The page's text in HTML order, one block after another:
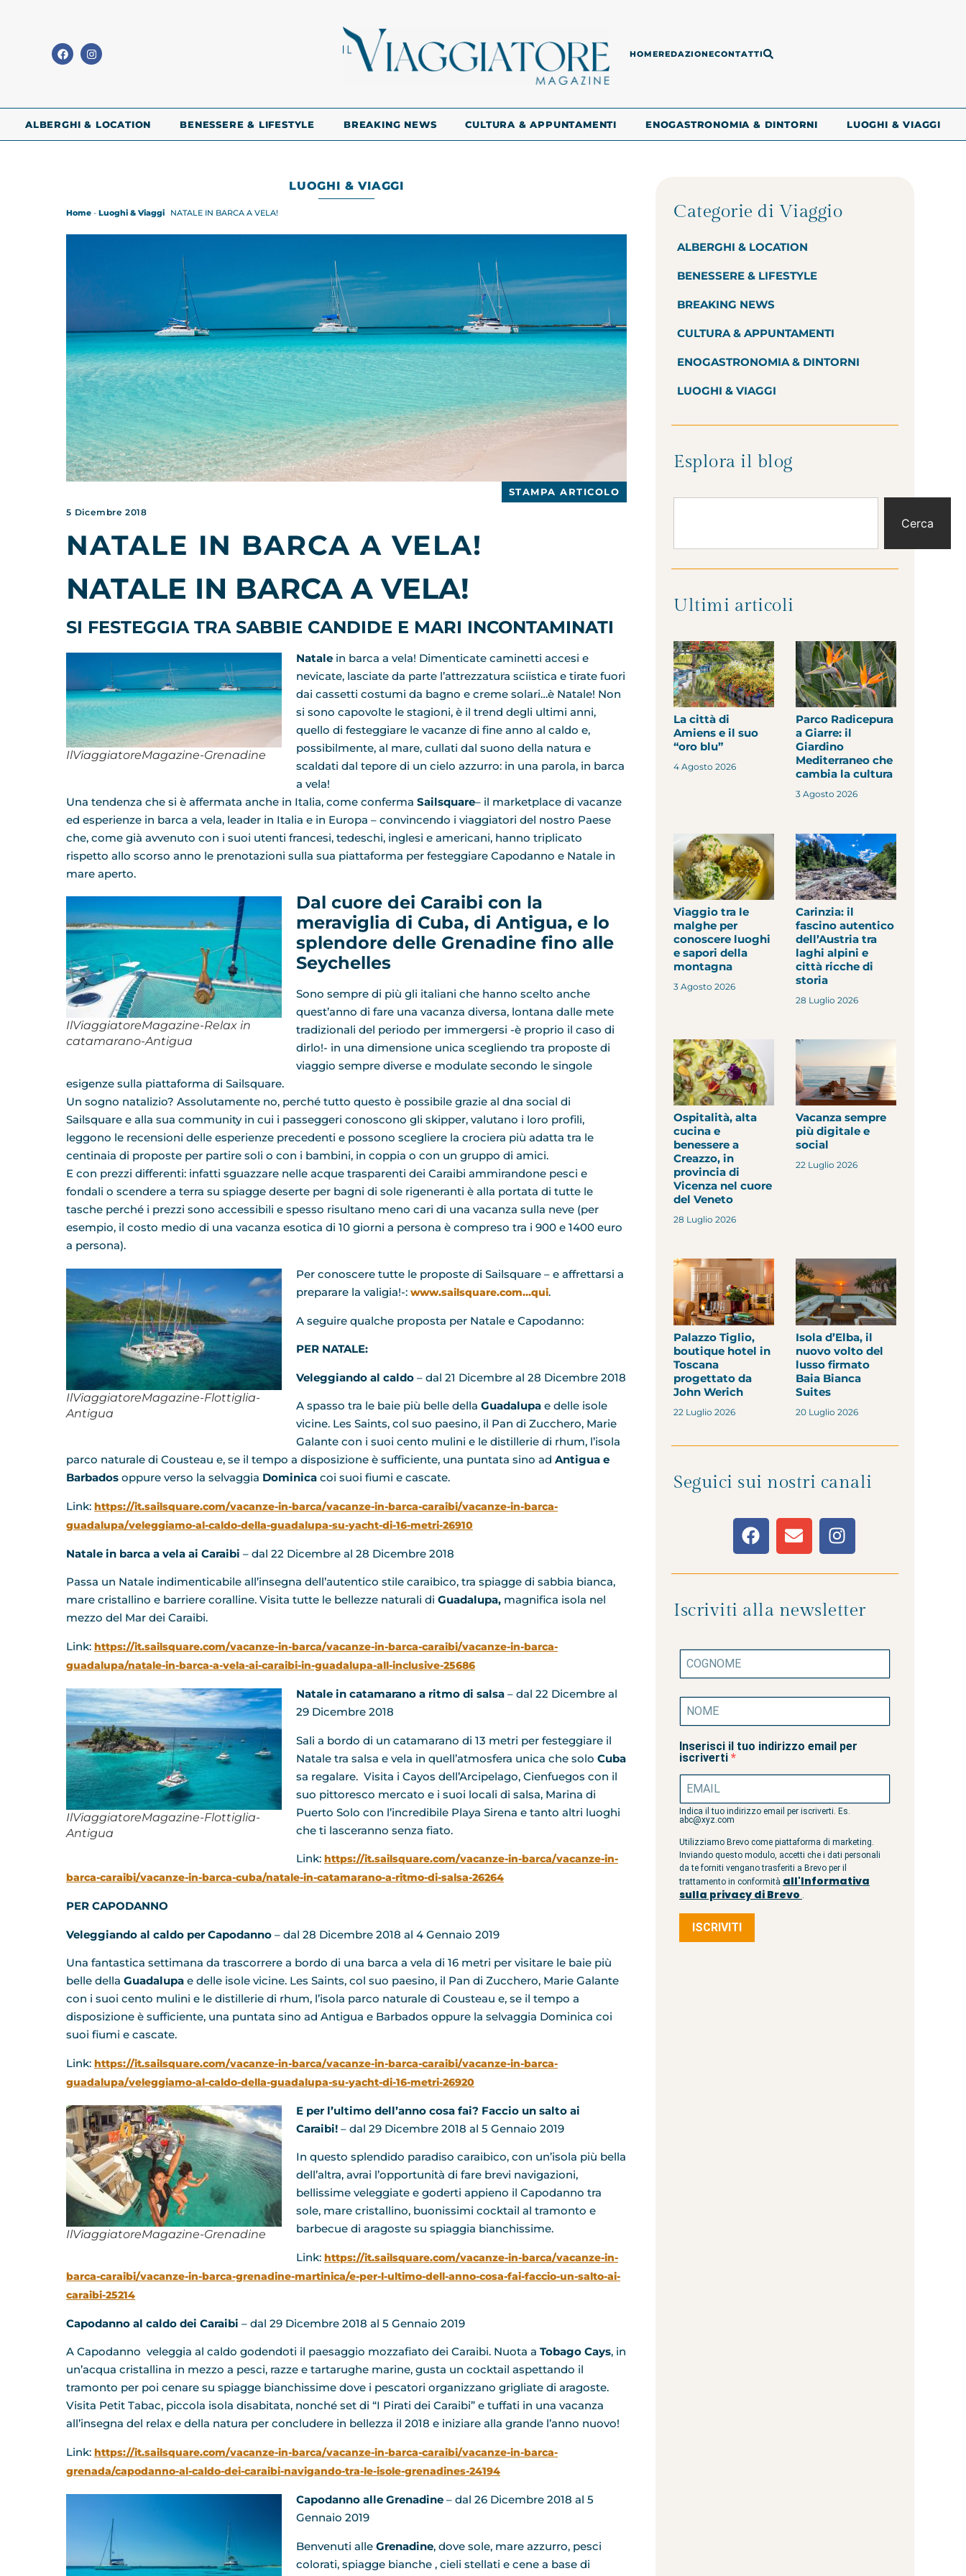
HOMEREDAZIONECONTATTI
ALBERGHI & LOCATION BENESSERE & LIFESTYLE BREAKING NEWS CULTURA & APPUNTAMENTI ENOGASTRONOMIA & DINTORNI LUOGHI & VIAGGI
LUOGHI & VIAGGI
Home - Luoghi & Viaggi NATALE IN BARCA A VELA!
STAMPA ARTICOLO
5 Dicembre 2018
NATALE IN BARCA A VELA!
NATALE IN BARCA A VELA!
SI FESTEGGIA TRA SABBIE CANDIDE E MARI INCONTAMINATI
IlViaggiatoreMagazine-Grenadine
Natale in barca a vela! Dimenticate caminetti accesi e
nevicate, lasciate da parte l’attrezzatura sciistica e tirate fuori
dai cassetti costumi da bagno e creme solari…è Natale! Non
si sono capovolte le stagioni, è il trend degli ultimi anni,
quello di festeggiare le vacanze di fine anno al caldo e,
possibilmente, al mare, cullati dal suono della natura e
scaldati dal tepore di un cielo azzurro: in una parola, in barca
a vela!
Una tendenza che si è affermata anche in Italia, come conferma Sailsquare– il marketplace di vacanze
ed esperienze in barca a vela, leader in Italia e in Europa – convincendo i viaggiatori del nostro Paese
che, come già avvenuto con i suoi utenti francesi, tedeschi, inglesi e americani, hanno triplicato
rispetto allo scorso anno le prenotazioni sulla sua piattaforma per festeggiare Capodanno e Natale in
mare aperto.
IlViaggiatoreMagazine-Relax in
catamarano-Antigua
Dal cuore dei Caraibi con la
meraviglia di Cuba, di Antigua, e lo
splendore delle Grenadine fino alle
Seychelles
Sono sempre di più gli italiani che hanno scelto anche
quest’anno di fare una vacanza diversa, lontana dalle mete
tradizionali del periodo per immergersi -è proprio il caso di
dirlo!- in una dimensione unica scegliendo tra proposte di
viaggio sempre diverse e modulate secondo le singole
esigenze sulla piattaforma di Sailsquare.
Un sogno natalizio? Assolutamente no, perché tutto questo è possibile grazie al dna social di
Sailsquare e alla sua community in cui i passeggeri conoscono gli skipper, valutano i loro profili,
leggono le recensioni delle esperienze precedenti e possono scegliere la crociera più adatta tra le
centinaia di proposte per partire soli o con i bambini, in coppia o con un gruppo di amici.
E con prezzi differenti: infatti sguazzare nelle acque trasparenti dei Caraibi ammirandone pesci e
fondali o scendere a terra su spiagge deserte per bagni di sole rigeneranti è alla portata di tutte le
tasche perché i prezzi sono accessibili e spesso risultano meno cari di una vacanza sulla neve (per
esempio, il costo medio di una vacanza esotica di 10 giorni a persona è compreso tra i 900 e 1400 euro
a persona).
IlViaggiatoreMagazine-Flottiglia-
Antigua
Per conoscere tutte le proposte di Sailsquare – e affrettarsi a
preparare la valigia!-: www.sailsquare.com…qui.
A seguire qualche proposta per Natale e Capodanno:
PER NATALE:
Veleggiando al caldo – dal 21 Dicembre al 28 Dicembre 2018
A spasso tra le baie più belle della Guadalupa e delle isole
vicine. Les Saints, col suo paesino, il Pan di Zucchero, Marie
Galante con i suoi cento mulini e le distillerie di rhum, l’isola
parco naturale di Cousteau e, se il tempo a disposizione è sufficiente, una puntata sino ad Antigua e
Barbados oppure verso la selvaggia Dominica coi suoi fiumi e cascate.
Link: https://it.sailsquare.com/vacanze-in-barca/vacanze-in-barca-caraibi/vacanze-in-barca-
guadalupa/veleggiamo-al-caldo-della-guadalupa-su-yacht-di-16-metri-26910
Natale in barca a vela ai Caraibi – dal 22 Dicembre al 28 Dicembre 2018
Passa un Natale indimenticabile all’insegna dell’autentico stile caraibico, tra spiagge di sabbia bianca,
mare cristallino e barriere coralline. Visita tutte le bellezze naturali di Guadalupa, magnifica isola nel
mezzo del Mar dei Caraibi.
Link: https://it.sailsquare.com/vacanze-in-barca/vacanze-in-barca-caraibi/vacanze-in-barca-
guadalupa/natale-in-barca-a-vela-ai-caraibi-in-guadalupa-all-inclusive-25686
IlViaggiatoreMagazine-Flottiglia-
Antigua
Natale in catamarano a ritmo di salsa – dal 22 Dicembre al
29 Dicembre 2018
Sali a bordo di un catamarano di 13 metri per festeggiare il
Natale tra salsa e vela in quell’atmosfera unica che solo Cuba
sa regalare. Visita i Cayos dell’Arcipelago, Cienfuegos con il
suo pittoresco mercato e i suoi locali di salsa, Marina di
Puerto Solo con l’incredibile Playa Sirena e tanto altri luoghi
che ti lasceranno senza fiato.
Link: https://it.sailsquare.com/vacanze-in-barca/vacanze-in-
barca-caraibi/vacanze-in-barca-cuba/natale-in-catamarano-a-ritmo-di-salsa-26264
PER CAPODANNO
Veleggiando al caldo per Capodanno – dal 28 Dicembre 2018 al 4 Gennaio 2019
Una fantastica settimana da trascorrere a bordo di una barca a vela di 16 metri per visitare le baie più
belle della Guadalupa e delle isole vicine. Les Saints, col suo paesino, il Pan di Zucchero, Marie Galante
con i suoi cento mulini e le distillerie di rhum, l’isola parco naturale di Cousteau e, se il tempo a
disposizione è sufficiente, una puntata sino ad Antigua e Barbados oppure la selvaggia Dominica coi
suoi fiumi e cascate.
Link: https://it.sailsquare.com/vacanze-in-barca/vacanze-in-barca-caraibi/vacanze-in-barca-
guadalupa/veleggiamo-al-caldo-della-guadalupa-su-yacht-di-16-metri-26920
IlViaggiatoreMagazine-Grenadine
E per l’ultimo dell’anno cosa fai? Faccio un salto ai
Caraibi! – dal 29 Dicembre 2018 al 5 Gennaio 2019
In questo splendido paradiso caraibico, con un’isola più bella
dell’altra, avrai l’opportunità di fare brevi navigazioni,
bellissime veleggiate e goderti appieno il Capodanno tra
sole, mare cristallino, buonissimi cocktail al tramonto e
barbecue di aragoste su spiaggia bianchissime.
Link: https://it.sailsquare.com/vacanze-in-barca/vacanze-in-
barca-caraibi/vacanze-in-barca-grenadine-martinica/e-per-l-ultimo-dell-anno-cosa-fai-faccio-un-salto-ai-
caraibi-25214
Capodanno al caldo dei Caraibi – dal 29 Dicembre 2018 al 5 Gennaio 2019
A Capodanno veleggia al caldo godendoti il paesaggio mozzafiato dei Caraibi. Nuota a Tobago Cays, in
un’acqua cristallina in mezzo a pesci, razze e tartarughe marine, gusta un cocktail aspettando il
tramonto per poi cenare su spiagge bianchissime dove i pescatori organizzano grigliate di aragoste.
Visita Petit Tabac, piccola isola disabitata, nonché set di “I Pirati dei Caraibi” e tuffati in una vacanza
all’insegna del relax e della natura per concludere in bellezza il 2018 e iniziare alla grande l’anno nuovo!
Link: https://it.sailsquare.com/vacanze-in-barca/vacanze-in-barca-caraibi/vacanze-in-barca-
grenada/capodanno-al-caldo-dei-caraibi-navigando-tra-le-isole-grenadines-24194
Capodanno alle Grenadine – dal 26 Dicembre 2018 al 5
Gennaio 2019
Benvenuti alle Grenadine, dove sole, mare azzurro, pesci
colorati, spiagge bianche , cieli stellati e cene a base di
Categorie di Viaggio
ALBERGHI & LOCATION
BENESSERE & LIFESTYLE
BREAKING NEWS
CULTURA & APPUNTAMENTI
ENOGASTRONOMIA & DINTORNI
LUOGHI & VIAGGI
Esplora il blog
Cerca
Ultimi articoli
La città di
Amiens e il suo
“oro blu”
4 Agosto 2026
Parco Radicepura
a Giarre: il
Giardino
Mediterraneo che
cambia la cultura
3 Agosto 2026
Viaggio tra le
malghe per
conoscere luoghi
e sapori della
montagna
3 Agosto 2026
Carinzia: il
fascino autentico
dell’Austria tra
laghi alpini e
città ricche di
storia
28 Luglio 2026
Ospitalità, alta
cucina e
benessere a
Creazzo, in
provincia di
Vicenza nel cuore
del Veneto
28 Luglio 2026
Vacanza sempre
più digitale e
social
22 Luglio 2026
Palazzo Tiglio,
boutique hotel in
Toscana
progettato da
John Werich
22 Luglio 2026
Isola d’Elba, il
nuovo volto del
lusso firmato
Baia Bianca
Suites
20 Luglio 2026
Seguici sui nostri canali
Iscriviti alla newsletter
Inserisci il tuo indirizzo email per
iscriverti
Indica il tuo indirizzo email per iscriverti. Es.
abc@xyz.com
Utilizziamo Brevo come piattaforma di marketing.
Inviando questo modulo, accetti che i dati personali
da te forniti vengano trasferiti a Brevo per il
trattamento in conformità all'Informativa
sulla privacy di Brevo
ISCRIVITI